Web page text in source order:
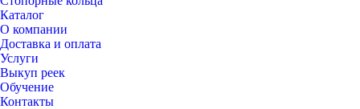
Каталог
О компании
Доставка и оплата
Услуги
Выкуп реек
Обучение
Контакты